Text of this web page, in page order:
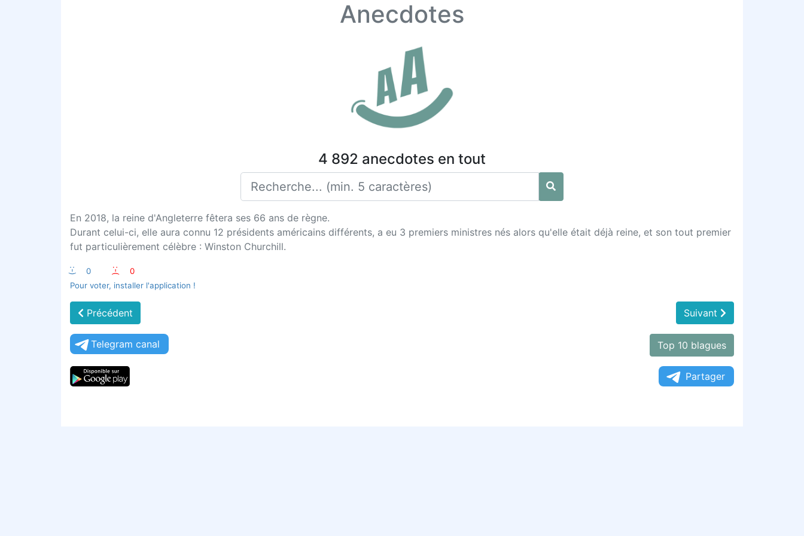
Anecdotes
4 892 anecdotes en tout
En 2018, la reine d'Angleterre fêtera ses 66 ans de règne.
Durant celui-ci, elle aura connu 12 présidents américains différents, a eu 3 premiers ministres nés alors qu'elle était déjà reine, et son tout premier
fut particulièrement célèbre : Winston Churchill.
:-) 0 :-(
0
Pour voter, installer l'application !
Précédent Suivant
Telegram canal Top 10 blagues
Partager